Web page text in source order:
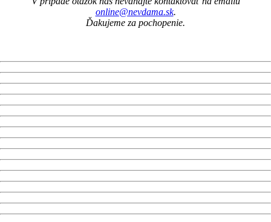
online@nevdama.sk.
Ďakujeme za pochopenie.